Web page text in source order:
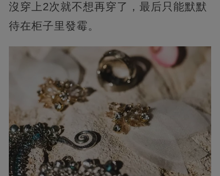
沒穿上2次就不想再穿了，最后只能默默
待在柜子里發霉。